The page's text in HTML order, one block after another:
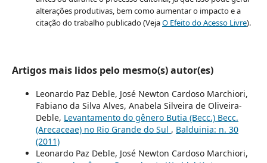
alterações produtivas, bem como aumentar o impacto e a
citação do trabalho publicado (VejaO Efeito do Acesso Livre).
Artigos mais lidos pelo mesmo(s) autor(es)
Leonardo Paz Deble, José Newton Cardoso Marchiori,
Fabiano da Silva Alves, Anabela Silveira de Oliveira-
Deble, Levantamento do gênero Butia (Becc.) Becc.
(Arecaceae) no Rio Grande do Sul , Balduinia: n. 30
(2011)
Leonardo Paz Deble, José Newton Cardoso Marchiori,